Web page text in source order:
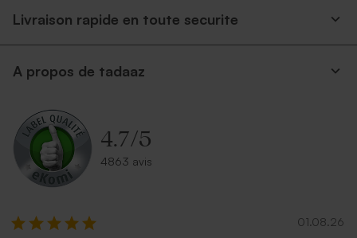
Livraison rapide en toute securite
A propos de tadaaz
4.7/5
4863 avis
01.08.26